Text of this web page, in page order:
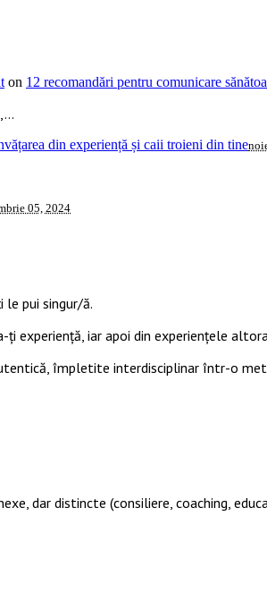
on 12 recomandări pentru comunicare
din experiență și caii troieni din tine
05, 2024
pui singur/ă.
experiență, iar apoi din experiențele
împletite interdisciplinar într-o
dar distincte (consiliere, coaching,